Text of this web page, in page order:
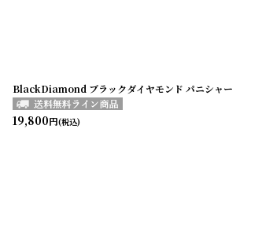
BlackDiamond ブラックダイヤモンド パニシャー
19,800円(税込)